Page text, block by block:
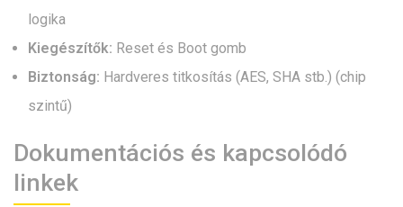
logika
Kiegészítők: Reset és Boot gomb
Biztonság: Hardveres titkosítás (AES, SHA stb.) (chip
szintű)
Dokumentációs és kapcsolódó
linkek